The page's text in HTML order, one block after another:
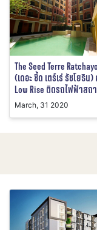
The Seed Terre
(เดอะ ซี้ด เตร์เร่ รัชโยธิน)
Low Rise ติดรถไฟฟ้าสถ
March, 31 2020